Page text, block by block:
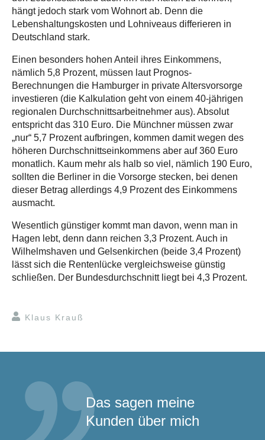
hängt jedoch stark vom Wohnort ab. Denn die
Lebenshaltungskosten und Lohniveaus differieren in
Deutschland stark.
Einen besonders hohen Anteil ihres Einkommens,
nämlich 5,8 Prozent, müssen laut Prognos-
Berechnungen die Hamburger in private Altersvorsorge
investieren (die Kalkulation geht von einem 40-jährigen
regionalen Durchschnittsarbeitnehmer aus). Absolut
entspricht das 310 Euro. Die Münchner müssen zwar
„nur“ 5,7 Prozent aufbringen, kommen damit wegen des
höheren Durchschnittseinkommens aber auf 360 Euro
monatlich. Kaum mehr als halb so viel, nämlich 190 Euro,
sollten die Berliner in die Vorsorge stecken, bei denen
dieser Betrag allerdings 4,9 Prozent des Einkommens
ausmacht.
Wesentlich günstiger kommt man davon, wenn man in
Hagen lebt, denn dann reichen 3,3 Prozent. Auch in
Wilhelmshaven und Gelsenkirchen (beide 3,4 Prozent)
lässt sich die Rentenlücke vergleichsweise günstig
schließen. Der Bundesdurchschnitt liegt bei 4,3 Prozent.
Klaus Krauß
Das sagen meine
Kunden über mich